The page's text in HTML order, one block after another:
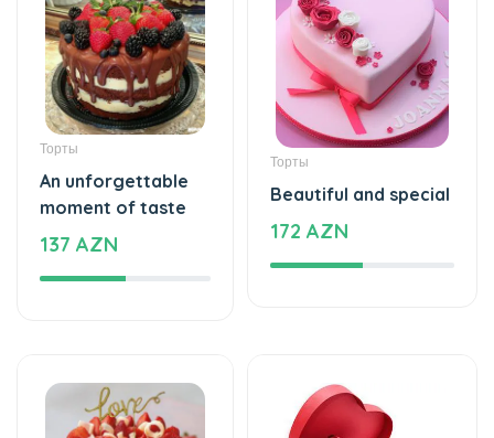
Торты
An unforgettable
moment of taste
137 AZN
Торты
Beautiful and special
172 AZN
Специальный дизайн